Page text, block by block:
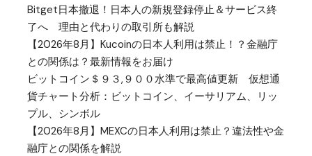
Bitget日本撤退！日本人の新規登録停止＆サービス終
了へ 理由と代わりの取引所も解説
【2026年8月】Kucoinの日本人利用は禁止！？金融庁
との関係は？最新情報をお届け
ビットコイン＄９３,９００水準で最高値更新 仮想通
貨チャート分析：ビットコイン、イーサリアム、リッ
プル、シンボル
【2026年8月】MEXCの日本人利用は禁止？違法性や金
融庁との関係を解説